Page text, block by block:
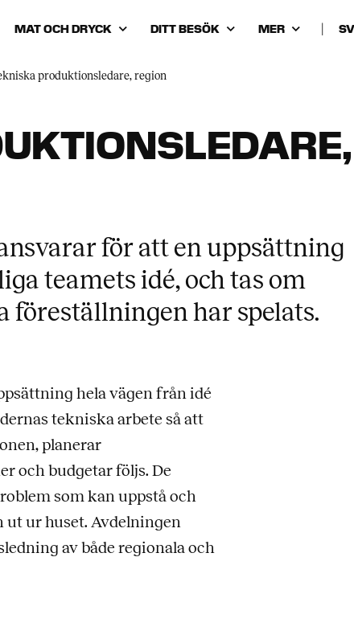
MAT OCH DRYCK DITT BESÖK MER
Välj
produktionsledare, region
för att en uppsättning
teamets idé, och tas om
föreställningen har spelats.
hela vägen från idé
tekniska arbete så att
planerar
och budgetar följs. De
som kan uppstå och
ur huset. Avdelningen
av både regionala och